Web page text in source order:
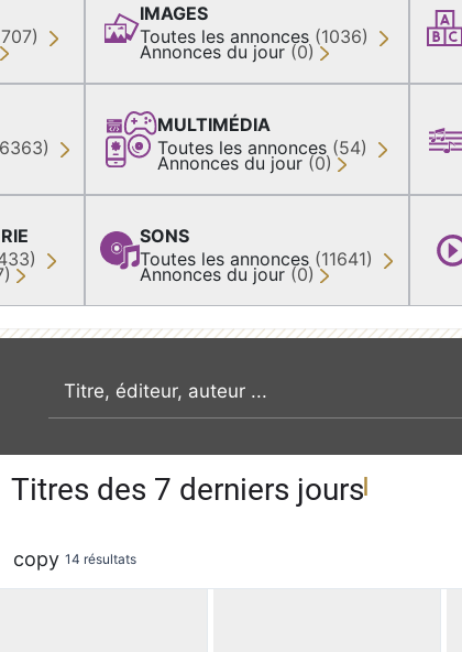
IMAGES
Toutes les annonces (1036)
Annonces du jour (0)
MULTIMÉDIA
Toutes les annonces (54)
Annonces du jour (0)
SONS
Toutes les annonces (11641)
Annonces du jour (0)
recherche par mot clé
Titres des 7 derniers jours
copy 14 résultats